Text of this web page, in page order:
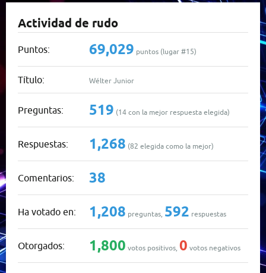
Actividad de rudo
Puntos: 69,029 puntos (lugar #15)
Título: Wélter Junior
Preguntas: 519 (14 con la mejor respuesta elegida)
Respuestas: 1,268 (82 elegida como la mejor)
Comentarios: 38
Ha votado en: 1,208 preguntas, 592 respuestas
Otorgados: 1,800 votos positivos, 0 votos negativos